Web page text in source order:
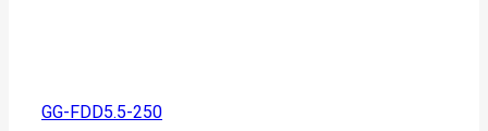
GG-FDD5.5-250